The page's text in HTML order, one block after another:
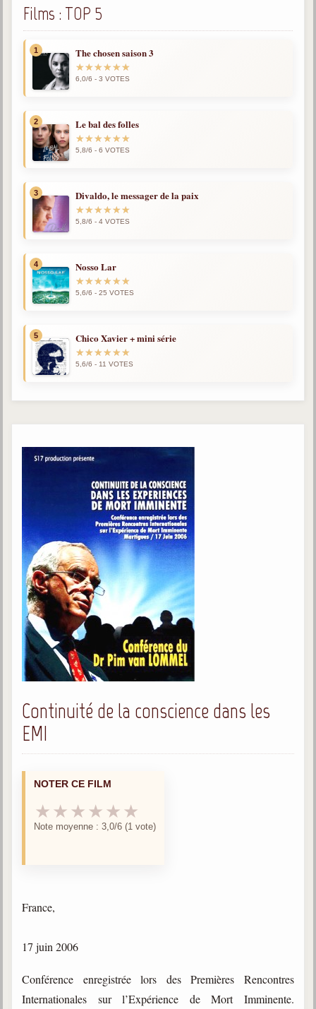
Plan d'accès
Spiritisme
La doctrine Spirite
Qu'est-ce que c'est ?
Historique
Philosophie
La doctrine d'Allan Kardec
But des manifestations spirites
Esprits
Les hommes
Les fondateurs
1804-1869
Léon Denis
1846-1927
1910-2002
Bibliothèque
Ouvrages
Bibliothèque spirite
Documents
Bulletins "Le Spiritisme"
Journal trimestriel
Newsletters
Sujets du mois
Citations
Maximes
Enregistrements
séance d'aide spirituelle
Cours dispensés au Centre
Posez-nous des questions
Consultez les réponses
Films : TOP 5
1 The chosen saison 3
6,0/6 - 3 VOTES
2 Le bal des folles
5,8/6 - 6 VOTES
3 Divaldo, le messager de la paix
5,8/6 - 4 VOTES
4 Nosso Lar
5,6/6 - 25 VOTES
5 Chico Xavier + mini série
5,6/6 - 11 VOTES
Continuité de la conscience dans les
EMI
NOTER CE FILM
★ ★ ★ ★ ★ ★
Note moyenne : 3,0/6 (1 vote)
France,
17 juin 2006
Conférence enregistrée lors des Premières Rencontres
Internationales sur l’Expérience de Mort Imminente.